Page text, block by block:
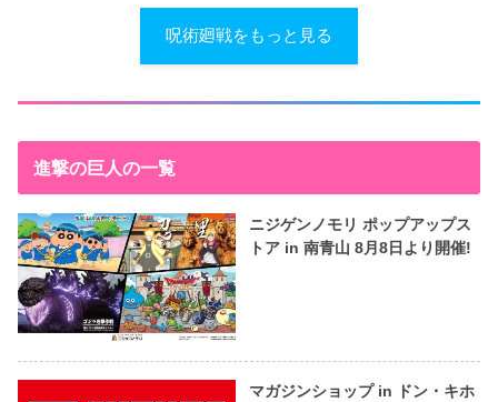
呪術廻戦をもっと見る
進撃の巨人の一覧
ニジゲンノモリ ポップアップス
トア in 南青山 8月8日より開催!
マガジンショップ in ドン・キホ